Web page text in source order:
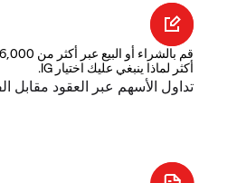
أكثر لماذا ينبغي عليك اختيار IG.